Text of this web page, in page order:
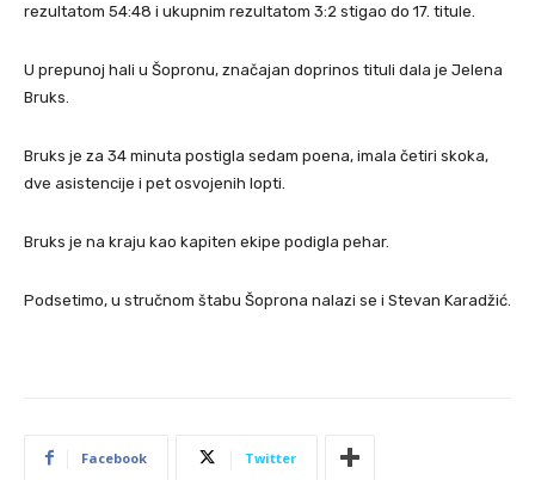
rezultatom 54:48 i ukupnim rezultatom 3:2 stigao do 17. titule.
U prepunoj hali u Šopronu, značajan doprinos tituli dala je Jelena
Bruks.
Bruks je za 34 minuta postigla sedam poena, imala četiri skoka,
dve asistencije i pet osvojenih lopti.
Bruks je na kraju kao kapiten ekipe podigla pehar.
Podsetimo, u stručnom štabu Šoprona nalazi se i Stevan Karadžić.
Facebook Twitter